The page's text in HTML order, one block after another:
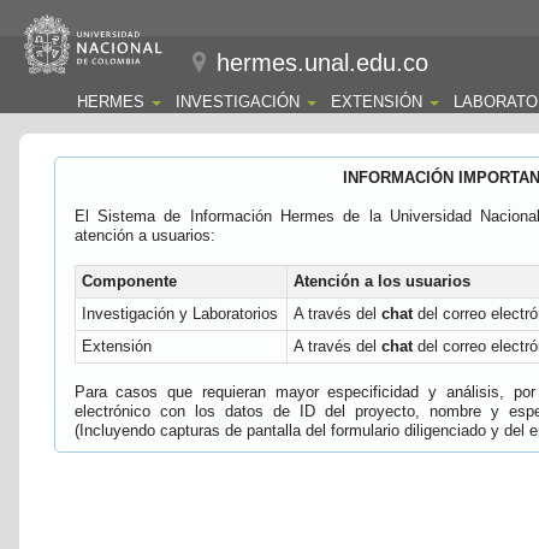
hermes.unal.edu.co
HERMES INVESTIGACIÓN EXTENSIÓN
INFORMACIÓN
El Sistema de Información Hermes de la Universidad
atención a usuarios:
Componente
Atención a los usuarios
Investigación y Laboratorios
A través del chatdel correo
Extensión
A través del chatdel correo
Para casos que requieran mayor especificidad y análisis,
electrónico con los datos de ID del proyecto, nombre y
(Incluyendo capturas de pantalla del formulario diligenciado y del